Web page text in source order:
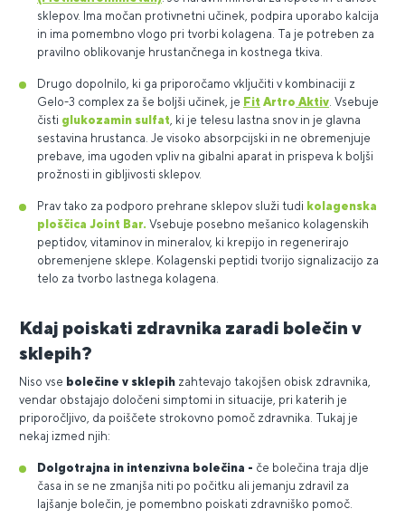
sklepov. Ima močan protivnetni učinek, podpira uporabo kalcija
in ima pomembno vlogo pri tvorbi kolagena. Ta je potreben za
pravilno oblikovanje hrustančnega in kostnega tkiva.
Drugo dopolnilo, ki ga priporočamo vključiti v kombinaciji z
Gelo-3 complex za še boljši učinek, je Fit Artro Aktiv. Vsebuje
čisti glukozamin sulfat, ki je telesu lastna snov in je glavna
sestavina hrustanca. Je visoko absorpcijski in ne obremenjuje
prebave, ima ugoden vpliv na gibalni aparat in prispeva k boljši
prožnosti in gibljivosti sklepov.
Prav tako za podporo prehrane sklepov služi tudi kolagenska
ploščica Joint Bar. Vsebuje posebno mešanico kolagenskih
peptidov, vitaminov in mineralov, ki krepijo in regenerirajo
obremenjene sklepe. Kolagenski peptidi tvorijo signalizacijo za
telo za tvorbo lastnega kolagena.
Kdaj poiskati zdravnika zaradi bolečin v
sklepih?
Niso vse bolečine v sklepih zahtevajo takojšen obisk zdravnika,
vendar obstajajo določeni simptomi in situacije, pri katerih je
priporočljivo, da poiščete strokovno pomoč zdravnika. Tukaj je
nekaj izmed njih:
Dolgotrajna in intenzivna bolečina - če bolečina traja dlje
časa in se ne zmanjša niti po počitku ali jemanju zdravil za
lajšanje bolečin, je pomembno poiskati zdravniško pomoč.